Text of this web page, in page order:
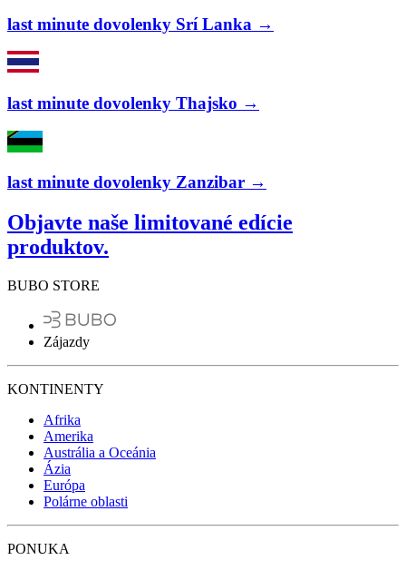
last minute dovolenky Srí Lanka →
last minute dovolenky Thajsko →
last minute dovolenky Zanzibar →
Objavte naše limitované edície
produktov.
BUBO STORE
Zájazdy
KONTINENTY
Afrika
Amerika
Austrália a Oceánia
Ázia
Európa
Polárne oblasti
PONUKA